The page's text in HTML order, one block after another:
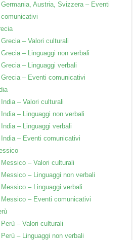
Germania, Austria, Svizzera – Eventi
comunicativi
Grecia – Valori culturali
Grecia – Linguaggi non verbali
Grecia – Linguaggi verbali
Grecia – Eventi comunicativi
India – Valori culturali
India – Linguaggi non verbali
India – Linguaggi verbali
India – Eventi comunicativi
Messico – Valori culturali
Messico – Linguaggi non verbali
Messico – Linguaggi verbali
Messico – Eventi comunicativi
Perù – Valori culturali
Perù – Linguaggi non verbali